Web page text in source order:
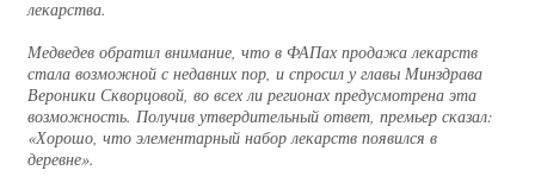
лекарства.
Медведев обратил внимание, что в ФАПах продажа лекарств
стала возможной с недавних пор, и спросил у главы Минздрава
Вероники Скворцовой, во всех ли регионах предусмотрена эта
возможность. Получив утвердительный ответ, премьер сказал:
«Хорошо, что элементарный набор лекарств появился в
деревне».